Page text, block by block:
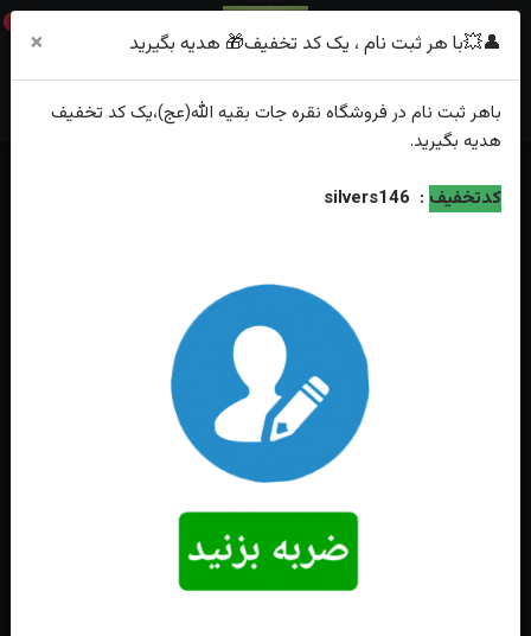
0
خانه
فهرست محصولات
انگشتر نقره عقیق مشکی دامله تراش رکاب فیلی دست ساز
👤💥با هر ثبت نام ، یک کد تخفیف🎁 هدیه بگیرید ×
باهر ثبت نام در فروشگاه نقره جات بقیه الله(عج)،یک کد تخفیف
هدیه بگیرید.
کدتخفیف :
silvers146